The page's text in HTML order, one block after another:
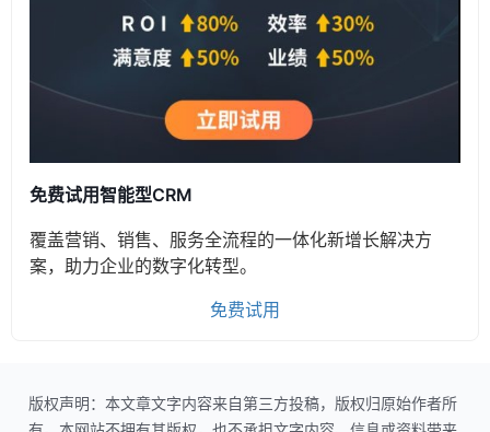
免费试用智能型CRM
覆盖营销、销售、服务全流程的一体化新增长解决方
案，助力企业的数字化转型。
免费试用
版权声明：本文章文字内容来自第三方投稿，版权归原始作者所